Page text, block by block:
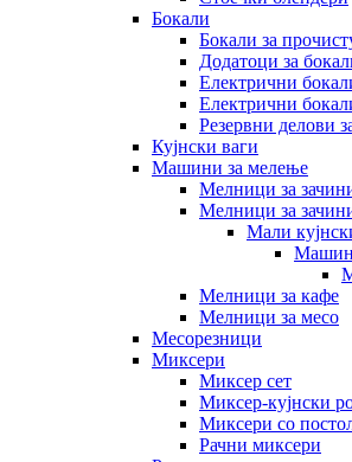
Бокали
Бокали за
Додатоци за
Електрични
Електрични
Резервни делови
Кујнски ваги
Машини за мелење
Мелници за
Мелници за
Мали
Мелници за кафе
Мелници за месо
Месорезници
Миксери
Миксер сет
Миксер-кујнски
Миксери со
Рачни миксери